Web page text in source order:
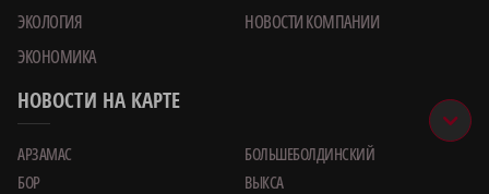
ЭКОЛОГИЯ
НОВОСТИ КОМПАНИИ
ЭКОНОМИКА
НОВОСТИ НА КАРТЕ
АРЗАМАС
БОЛЬШЕБОЛДИНСКИЙ
БОР
ВЫКСА